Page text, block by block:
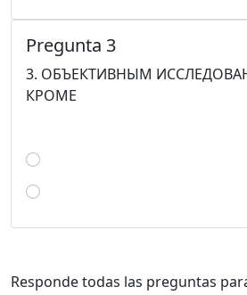
Pregunta 3
3. ОБЪЕКТИВНЫМ
КРОМЕ
Responde todas las preguntas